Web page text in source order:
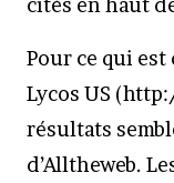
cités en haut
Pour ce qui est
Lycos US
résultats
d’Alltheweb.